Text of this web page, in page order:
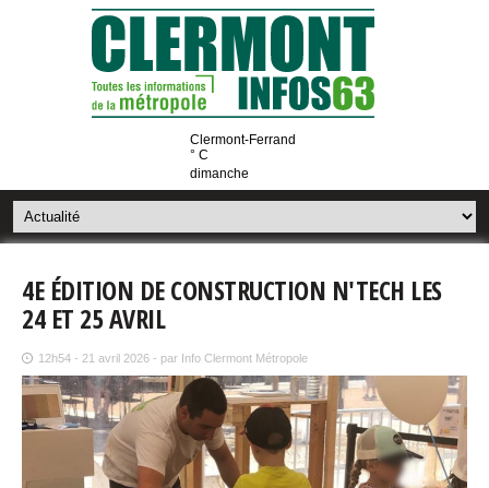
Clermont-Ferrand
° C
dimanche
4E ÉDITION DE CONSTRUCTION N'TECH LES
24 ET 25 AVRIL
12h54 - 21 avril 2026 - par Info Clermont Métropole